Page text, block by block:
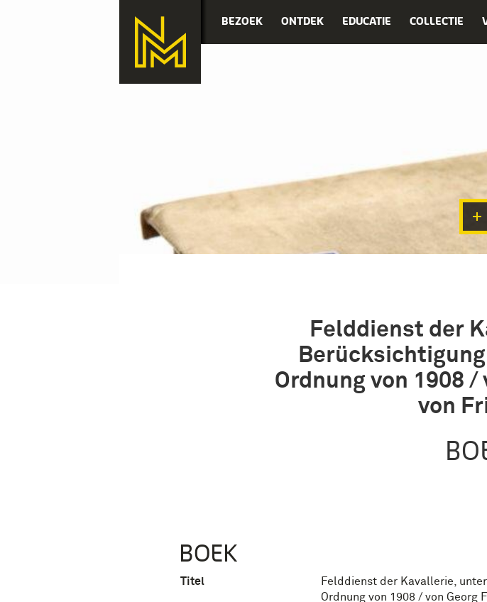
BEZOEK ONTDEK EDUCATIE COLLECTIE
Felddienst der
Ordnung von 1908
von
BOEK
Titel
Felddienst der Kavallerie,
Ordnung von 1908 / von Georg